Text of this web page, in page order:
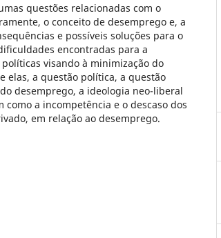
questões relacionadas com o
o conceito de desemprego e, a
e possíveis soluções para o
encontradas para a
visando à minimização do
elas, a questão política, a questão
desemprego, a ideologia neo-liberal
a incompetência e o descaso dos
em relação ao desemprego.